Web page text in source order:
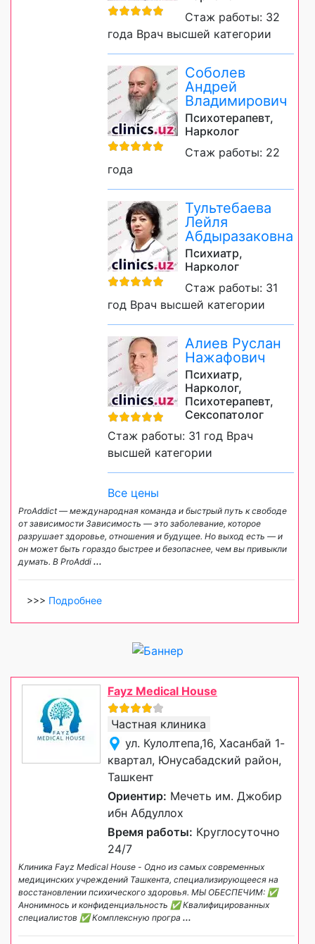
Стаж работы: 32
года Врач высшей категории
Соболев
Андрей
Владимирович
Психотерапевт,
Нарколог
Стаж работы: 22
года
Тультебаева
Лейля
Абдыразаковна
Психиатр,
Нарколог
Стаж работы: 31
год Врач высшей категории
Алиев Руслан
Нажафович
Психиатр,
Нарколог,
Психотерапевт,
Сексопатолог
Стаж работы: 31 год Врач
высшей категории
Все цены
ProAddict — международная команда и быстрый путь к свободе
от зависимости Зависимость — это заболевание, которое
разрушает здоровье, отношения и будущее. Но выход есть — и
он может быть гораздо быстрее и безопаснее, чем вы привыкли
думать. В ProAddi ...
>>> Подробнее
Fayz Medical House
Частная клиника
ул. Кулолтепа,16, Хасанбай 1-
квартал, Юнусабадский район,
Ташкент
Ориентир: Мечеть им. Джобир
ибн Абдуллох
Время работы: Круглосуточно
24/7
Клиника Fayz Medical House - Одно из самых современных
медицинских учреждений Ташкента, специализирующееся на
восстановлении психического здоровья. МЫ ОБЕСПЕЧИМ: ✅
Анонимноcь и конфиденциальность ✅ Квалифицированных
специалистов ✅ Комплексную програ ...